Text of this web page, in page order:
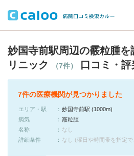
妙国寺前駅周辺の霰粒腫を
リニック
（7件） 口コミ・評
7件の医療機関が見つかりました
エリア・駅
妙国寺前駅 (1000m)
病気
霰粒腫
名称
なし
詳細条件
なし (曜日や時間帯を指定で